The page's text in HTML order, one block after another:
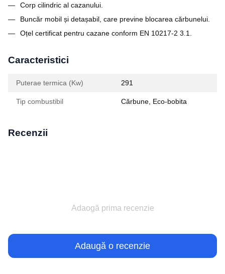
Corp cilindric al cazanului.
Buncăr mobil și detașabil, care previne blocarea cărbunelui.
Oțel certificat pentru cazane conform EN 10217-2 3.1.
Caracteristici
Puterae termica (Kw) 291
Tip combustibil Cărbune, Eco-bobita
Recenzii
Adaogă prima recenzie
Adaugă o recenzie